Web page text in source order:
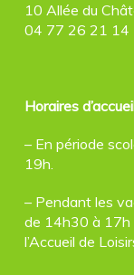
10 Allée du
04 77 26 21 14
Horaires
– En période
19h.
– Pendant les
de 14h30 à 17h
l’Accueil de